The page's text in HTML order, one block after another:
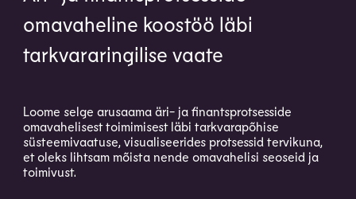
omavaheline koostöö läbi
tarkvararingilise vaate
Loome selge arusaama äri- ja finantsprotsesside
omavahelisest toimimisest läbi tarkvarapõhise
süsteemivaatuse, visualiseerides protsessid tervikuna,
et oleks lihtsam mõista nende omavahelisi seoseid ja
toimivust.